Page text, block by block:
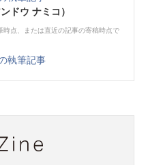
ドウ ナミコ）
時点、または直近の記事の寄稿時点で
執筆記事